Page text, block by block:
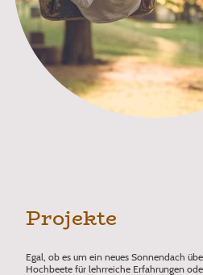
Projekte
Egal, ob es um ein neues Sonnendach
Hochbeete für lehrreiche Erfahrungen